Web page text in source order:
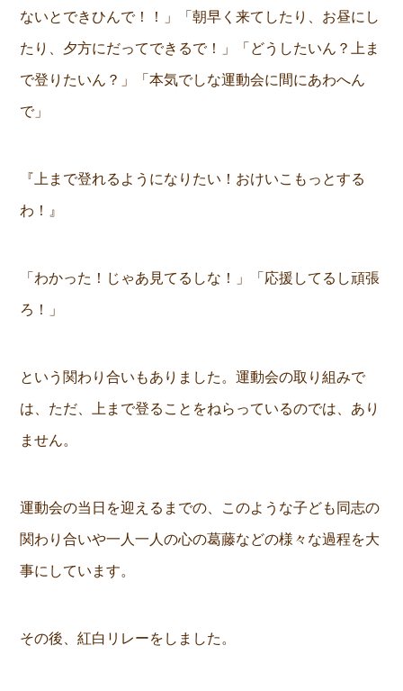
ないとできひんで！！」「朝早く来てしたり、お昼にし
たり、夕方にだってできるで！」「どうしたいん？上ま
で登りたいん？」「本気でしな運動会に間にあわへん
で」
『上まで登れるようになりたい！おけいこもっとする
わ！』
「わかった！じゃあ見てるしな！」「応援してるし頑張
ろ！」
という関わり合いもありました。運動会の取り組みで
は、ただ、上まで登ることをねらっているのでは、あり
ません。
運動会の当日を迎えるまでの、このような子ども同志の
関わり合いや一人一人の心の葛藤などの様々な過程を大
事にしています。
その後、紅白リレーをしました。